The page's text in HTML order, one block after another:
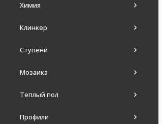
Химия
Клинкер
Ступени
Мозаика
Теплый пол
Профили